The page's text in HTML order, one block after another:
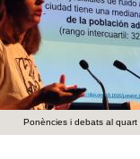
n
t
d
e
c
e
r
c
a
Ponències i debats al quart